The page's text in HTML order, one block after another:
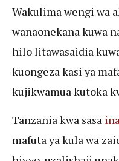
Wakulima wengi wa
wanaonekana kuwa
hilo litawasaidia
kuongeza kasi ya
kujikwamua kutoka
Tanzania kwa sasa
mafuta ya kula wa